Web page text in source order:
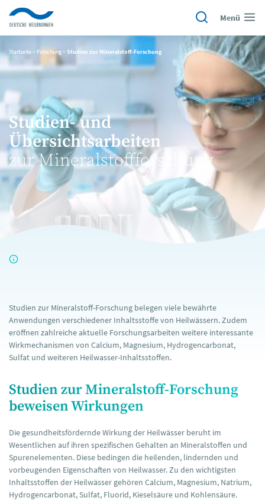
Menü
Startseite~ Forschung~ Studien zur Mineralstoff-Forschung
Studien- und
Übersichtsarbeiten
zur Mineralstoffforschung
Studien zur Mineralstoff-Forschung belegen viele bewährte
Anwendungen verschiedener Inhaltsstoffe von Heilwässern. Zudem
eröffnen zahlreiche aktuelle Forschungsarbeiten weitere interessante
Wirkmechanismen von Calcium, Magnesium, Hydrogencarbonat,
Sulfat und weiteren Heilwasser-Inhaltsstoffen.
Studien zur Mineralstoff-Forschung
beweisen Wirkungen
Die gesundheitsfördernde Wirkung der Heilwässer beruht im
Wesentlichen auf ihren spezifischen Gehalten an Mineralstoffen und
Spurenelementen. Diese bedingen die heilenden, lindernden und
vorbeugenden Eigenschaften von Heilwasser. Zu den wichtigsten
Inhaltsstoffen der Heilwässer gehören Calcium, Magnesium, Natrium,
Hydrogencarbonat, Sulfat, Fluorid, Kieselsäure und Kohlensäure.